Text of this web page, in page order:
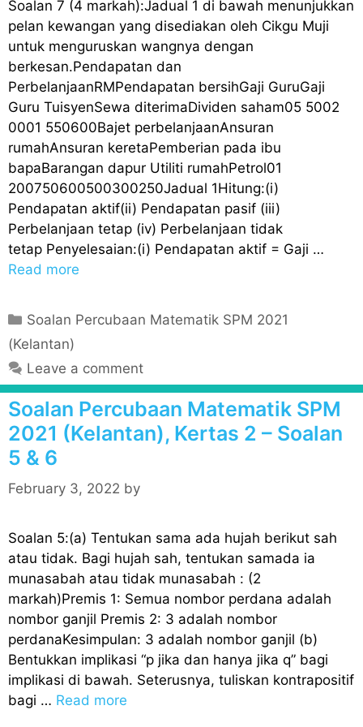
Soalan 7 (4 markah):Jadual 1 di bawah menunjukkan
pelan kewangan yang disediakan oleh Cikgu Muji
untuk menguruskan wangnya dengan
berkesan.Pendapatan dan
PerbelanjaanRMPendapatan bersihGaji GuruGaji
Guru TuisyenSewa diterimaDividen saham05 5002
0001 550600Bajet perbelanjaanAnsuran
rumahAnsuran keretaPemberian pada ibu
bapaBarangan dapur Utiliti rumahPetrol01
200750600500300250Jadual 1Hitung:(i)
Pendapatan aktif(ii) Pendapatan pasif (iii)
Perbelanjaan tetap (iv) Perbelanjaan tidak
tetap Penyelesaian:(i) Pendapatan aktif = Gaji …
Read more
C
a
e
g
o
r
i
s
Soalan Percubaan Matematik SPM 2021
(Kelantan)
Leave a comment
Soalan Percubaan Matematik SPM
2021 (Kelantan), Kertas 2 – Soalan
5 & 6
February 3, 2022 by
Soalan 5:(a) Tentukan sama ada hujah berikut sah
atau tidak. Bagi hujah sah, tentukan samada ia
munasabah atau tidak munasabah : (2
markah)Premis 1: Semua nombor perdana adalah
nombor ganjil Premis 2: 3 adalah nombor
perdanaKesimpulan: 3 adalah nombor ganjil (b)
Bentukkan implikasi “p jika dan hanya jika q” bagi
implikasi di bawah. Seterusnya, tuliskan kontrapositif
bagi … Read more